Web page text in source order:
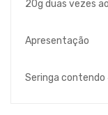
20g duas vezes
Apresentação
Seringa contendo